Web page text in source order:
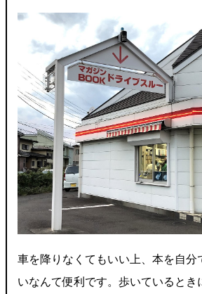
車を降りなくてもいい上、本を自分
いなんて便利です。歩いているとき